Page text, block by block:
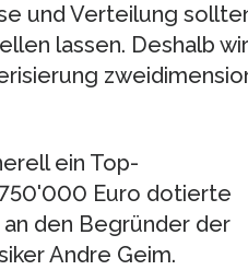
und Verteilung
lassen. Deshalb
ein Top-
Euro dotierte
den Begründer der
Andre Geim.